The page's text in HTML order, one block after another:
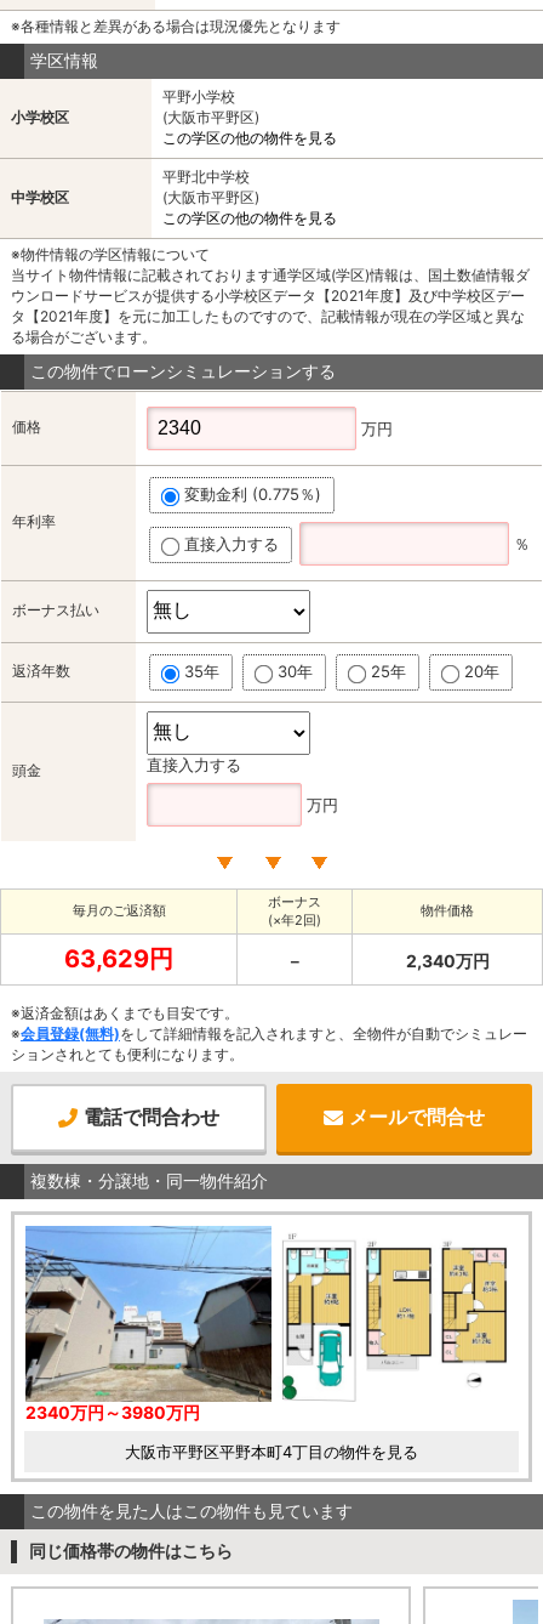
※各種情報と差異がある場合は現況優先となります
学区情報
小学校区
平野小学校
(大阪市平野区)
この学区の他の物件を見る
中学校区
平野北中学校
(大阪市平野区)
この学区の他の物件を見る
※物件情報の学区情報について
当サイト物件情報に記載されております通学区域(学区)情報は、国土数値情報ダ
ウンロードサービスが提供する小学校区データ【2021年度】及び中学校区デー
タ【2021年度】を元に加工したものですので、記載情報が現在の学区域と異な
る場合がございます。
この物件でローンシミュレーションする
価格 万円
年利率
変動金利 (0.775％)
直接入力する ％
ボーナス払い
返済年数 35年 30年 25年 20年
頭金 直接入力する
万円
毎月のご返済額
ボーナス
(×年2回)
物件価格
63,629円 － 2,340万円
※返済金額はあくまでも目安です。
※会員登録(無料)をして詳細情報を記入されますと、全物件が自動でシミュレー
ションされとても便利になります。
電話で問合わせ メールで問合せ
複数棟・分譲地・同一物件紹介
2340万円～3980万円
大阪市平野区平野本町4丁目の物件を見る
この物件を見た人はこの物件も見ています
同じ価格帯の物件はこちら